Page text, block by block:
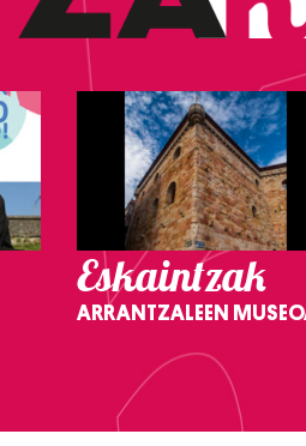
Eskaintzak
ARRANTZALEEN